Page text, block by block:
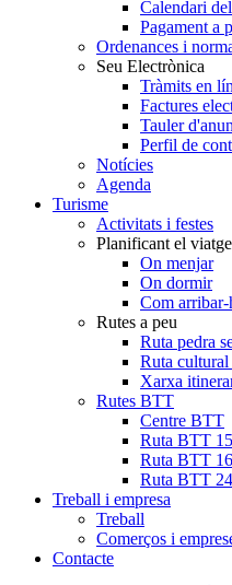
Calendari
Pagament a
Ordenances i
Seu Electrònica
Tràmits en
Factures
Tauler
Perfil de
Notícies
Agenda
Turisme
Activitats i festes
Planificant el viatge
On menjar
On dormir
Com
Rutes a peu
Ruta pedra
Ruta
Xarxa
Rutes BTT
Centre BTT
Ruta BTT
Ruta BTT
Ruta BTT
Treball i empresa
Treball
Comerços i
Contacte